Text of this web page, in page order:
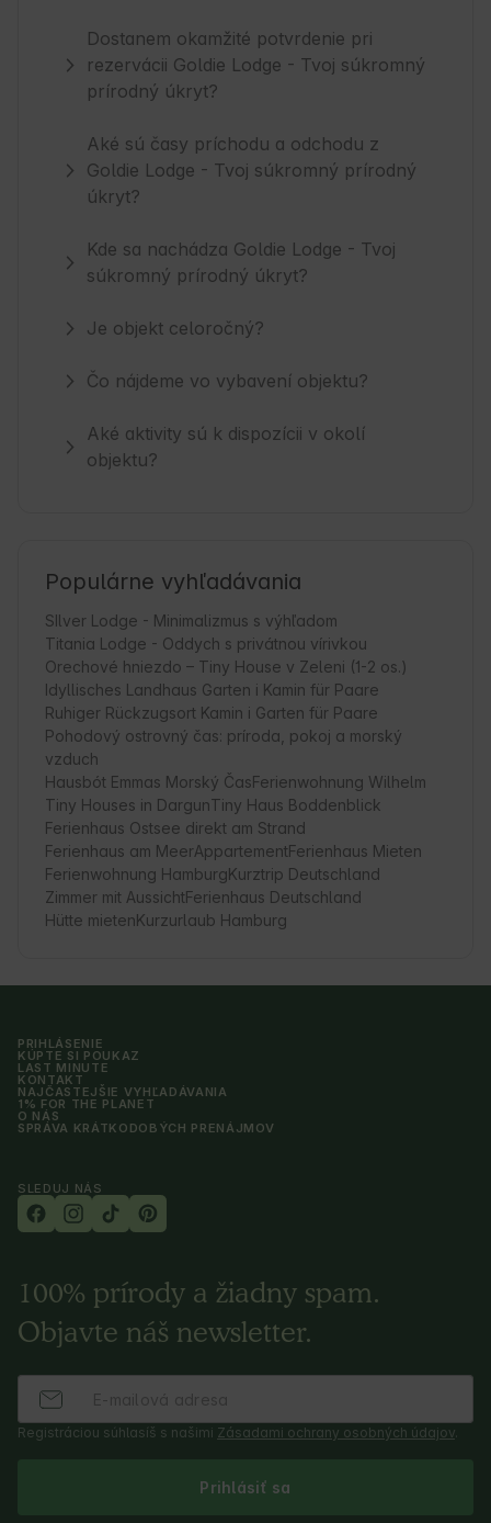
Dostanem okamžité potvrdenie pri
rezervácii Goldie Lodge - Tvoj súkromný
prírodný úkryt?
Aké sú časy príchodu a odchodu z
Goldie Lodge - Tvoj súkromný prírodný
úkryt?
Kde sa nachádza Goldie Lodge - Tvoj
súkromný prírodný úkryt?
Je objekt celoročný?
Čo nájdeme vo vybavení objektu?
Aké aktivity sú k dispozícii v okolí
objektu?
Populárne vyhľadávania
SIlver Lodge - Minimalizmus s výhľadom
Titania Lodge - Oddych s privátnou vírivkou
Orechové hniezdo – Tiny House v Zeleni (1-2 os.)
Idyllisches Landhaus Garten i Kamin für Paare
Ruhiger Rückzugsort Kamin i Garten für Paare
Pohodový ostrovný čas: príroda, pokoj a morský
vzduch
Hausbót Emmas Morský ČasFerienwohnung Wilhelm
Tiny Houses in DargunTiny Haus Boddenblick
Ferienhaus Ostsee direkt am Strand
Ferienhaus am MeerAppartementFerienhaus Mieten
Ferienwohnung HamburgKurztrip Deutschland
Zimmer mit AussichtFerienhaus Deutschland
Hütte mietenKurzurlaub Hamburg
PRIHLÁSENIE
KÚPTE SI POUKAZ
LAST MINUTE
KONTAKT
NAJČASTEJŠIE VYHĽADÁVANIA
1% FOR THE PLANET
O NÁS
SPRÁVA KRÁTKODOBÝCH PRENÁJMOV
SLEDUJ NÁS
100% prírody a žiadny spam.
Objavte náš newsletter.
Registráciou súhlasíš s našimi Zásadami ochrany osobných údajov.
Prihlásiť sa